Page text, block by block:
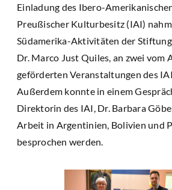
Einladung des Ibero-
Preußischer Kulturbesitz (IAI)
Südamerika-Aktivitäten der
Dr. Marco Just Quiles, an zwei vom
geförderten Veranstaltungen des
Außerdem konnte in einem
Direktorin des IAI, Dr. Barbara
Arbeit in Argentinien, Bolivien und
besprochen werden.